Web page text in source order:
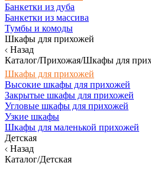
Банкетки из дуба
Банкетки из массива
Тумбы и комоды
Шкафы для прихожей
Назад
Каталог/Прихожая/Шкафы для
Шкафы для прихожей
Высокие шкафы для прихожей
Закрытые шкафы для прихожей
Угловые шкафы для прихожей
Узкие шкафы
Шкафы для маленькой прихожей
Детская
Назад
Каталог/Детская